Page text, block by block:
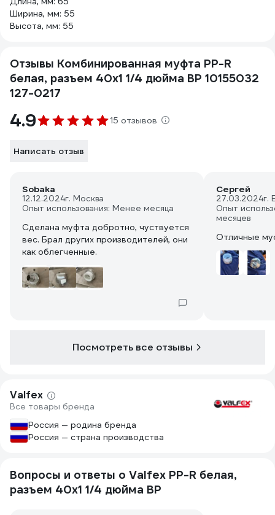
Ширина, мм: 55
Высота, мм: 55
Отзывы Комбинированная муфта PP-R
белая, разъем 40х1 1/4 дюйма ВР 10155032
127-0217
4.9 15 отзывов
Написать отзыв
Sobaka
12.12.2024г. Москва
Опыт использования: Менее месяца
Сделана муфта добротно, чуствуется
вес. Брал других производителей, они
как облегченные.
Сергей
27.03.2024г.
Опыт
месяцев
Отличные
Посмотреть все отзывы
Valfex
Все товары бренда
Россия — родина бренда
Россия — страна производства
Вопросы и ответы о Valfex PP-R белая,
разъем 40х1 1/4 дюйма ВР